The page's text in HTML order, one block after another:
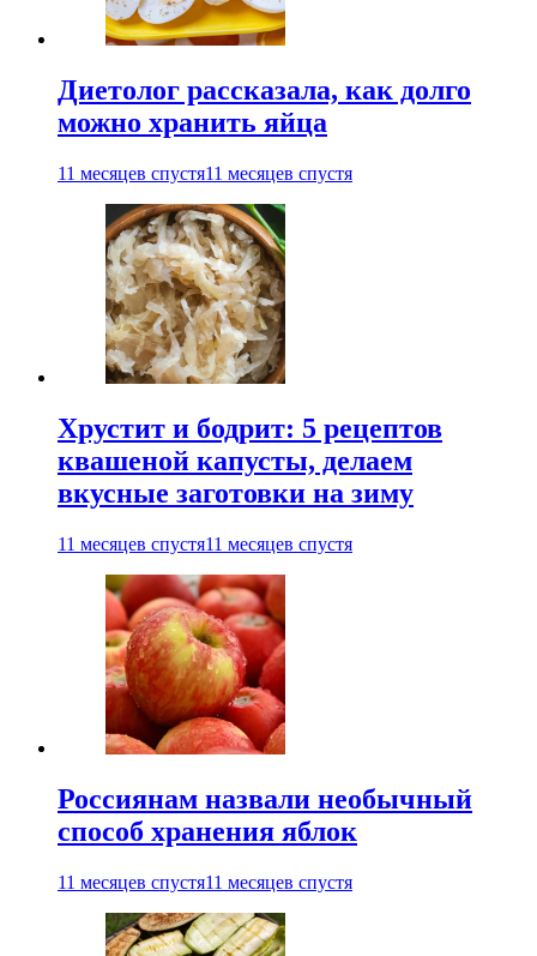
Диетолог рассказала, как долго
можно хранить яйца
11 месяцев спустя11 месяцев спустя
Хрустит и бодрит: 5 рецептов
квашеной капусты, делаем
вкусные заготовки на зиму
11 месяцев спустя11 месяцев спустя
Россиянам назвали необычный
способ хранения яблок
11 месяцев спустя11 месяцев спустя